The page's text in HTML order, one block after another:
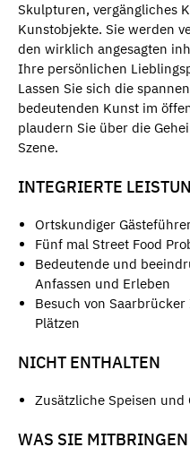
Skulpturen, vergängliches
Kunstobjekte. Sie werden
den wirklich angesagten
Ihre persönlichen
Lassen Sie sich die
bedeutenden Kunst im
plaudern Sie über die
Szene.
INTEGRIERTE
Ortskundiger
Fünf mal Street Food
Bedeutende und
Anfassen und Erleben
Besuch von
Plätzen
NICHT ENTHALTEN
Zusätzliche Speisen und
WAS SIE MITBRINGEN